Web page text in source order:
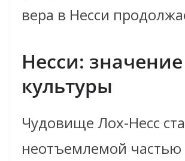
вера в Несси
Несси:
культуры
Чудовище Лох-Несс
неотъемлемой частью